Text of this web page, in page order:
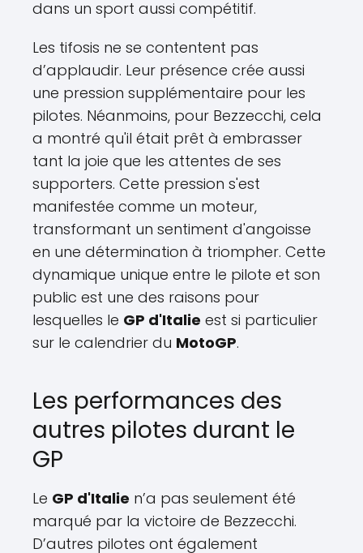
dans un sport aussi compétitif.
Les tifosis ne se contentent pas
d’applaudir. Leur présence crée aussi
une pression supplémentaire pour les
pilotes. Néanmoins, pour Bezzecchi, cela
a montré qu'il était prêt à embrasser
tant la joie que les attentes de ses
supporters. Cette pression s'est
manifestée comme un moteur,
transformant un sentiment d'angoisse
en une détermination à triompher. Cette
dynamique unique entre le pilote et son
public est une des raisons pour
lesquelles le GP d'Italie est si particulier
sur le calendrier du MotoGP.
Les performances des
autres pilotes durant le
GP
Le GP d'Italie n’a pas seulement été
marqué par la victoire de Bezzecchi.
D’autres pilotes ont également